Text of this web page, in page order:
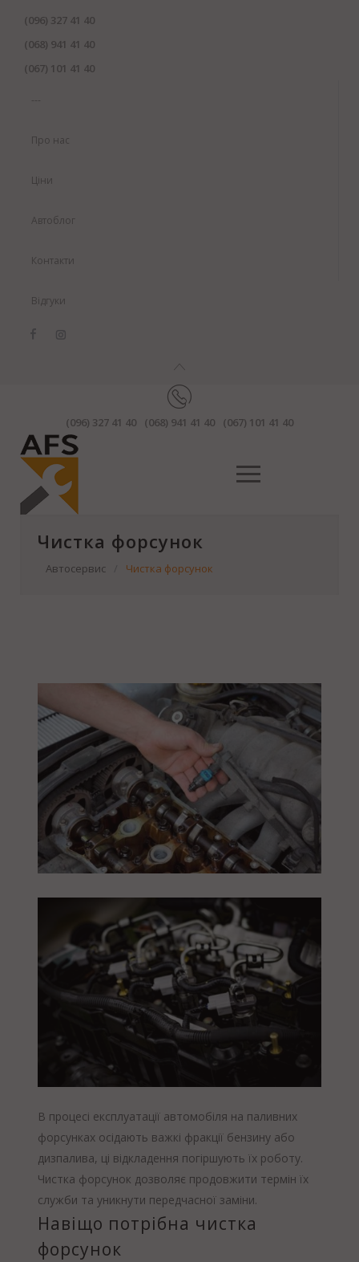
(096) 327 41 40
(068) 941 41 40
(067) 101 41 40
---
Про нас
Ціни
Автоблог
Контакти
Відгуки
(096) 327 41 40 (068) 941 41 40 (067) 101 41 40
Чистка форсунок
Автосервис Чистка форсунок
В процесі експлуатації автомобіля на паливних
форсунках осідають важкі фракції бензину або
дизпалива, ці відкладення погіршують їх роботу.
Чистка форсунок дозволяє продовжити термін їх
служби та уникнути передчасної заміни.
Навіщо потрібна чистка
форсунок